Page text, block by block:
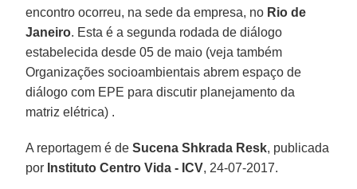
encontro ocorreu, na sede da empresa, no Rio de
Janeiro. Esta é a segunda rodada de diálogo
estabelecida desde 05 de maio (veja também
Organizações socioambientais abrem espaço de
diálogo com EPE para discutir planejamento da
matriz elétrica) .
A reportagem é de Sucena Shkrada Resk, publicada
por Instituto Centro Vida - ICV, 24-07-2017.